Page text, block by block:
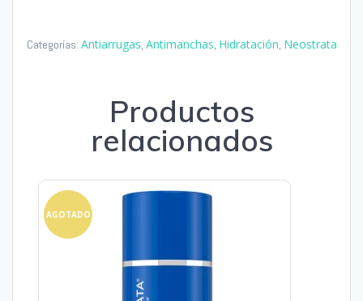
Categorías: Antiarrugas, Antimanchas, Hidratación, Neostrata
Productos
relacionados
AGOTADO